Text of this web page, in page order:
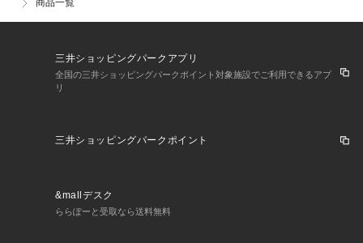
商品一覧
三井ショッピングパークアプリ
全国の三井ショッピングパークポイント対象施設でご利用できるアプ
リ
三井ショッピングパークポイント
&mallデスク
ららぽーと受取なら送料無料